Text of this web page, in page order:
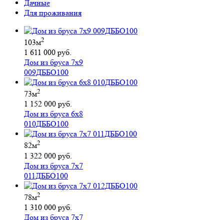
Дачные
Для проживания
103м2
1 611 000 руб.
Дом из бруса 7х9
009ДББО100
73м2
1 152 000 руб.
Дом из бруса 6х8
010ДББО100
82м2
1 322 000 руб.
Дом из бруса 7х7
011ДББО100
78м2
1 310 000 руб.
Дом из бруса 7х7